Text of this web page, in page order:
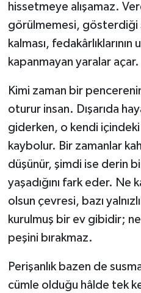
hissetmeye alışamaz.
görülmemesi, gösterdiği
kalması,
kapanmayan yaralar açar.
Kimi zaman bir
oturur insan. Dışarıda
giderken, o kendi
kaybolur. Bir zamanlar
düşünür, şimdi ise derin
yaşadığını fark eder. Ne
olsun çevresi, bazı
kurulmuş bir ev gibidir;
peşini bırakmaz.
Perişanlık bazen de
cümle olduğu hâlde tek